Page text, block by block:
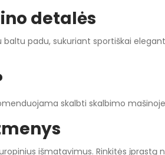
detalės
padu, sukuriant sportiškai
skalbti skalbimo
išmatavimus. Rinkitės įprastą